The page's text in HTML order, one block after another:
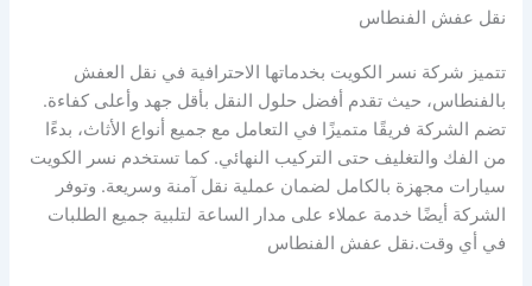
نقل عفش الفنطاس
تتميز شركة نسر الكويت بخدماتها الاحترافية في نقل العفش
بالفنطاس، حيث تقدم أفضل حلول النقل بأقل جهد وأعلى كفاءة.
تضم الشركة فريقًا متميزًا في التعامل مع جميع أنواع الأثاث، بدءًا
من الفك والتغليف حتى التركيب النهائي. كما تستخدم نسر الكويت
سيارات مجهزة بالكامل لضمان عملية نقل آمنة وسريعة. وتوفر
الشركة أيضًا خدمة عملاء على مدار الساعة لتلبية جميع الطلبات
في أي وقت.نقل عفش الفنطاس